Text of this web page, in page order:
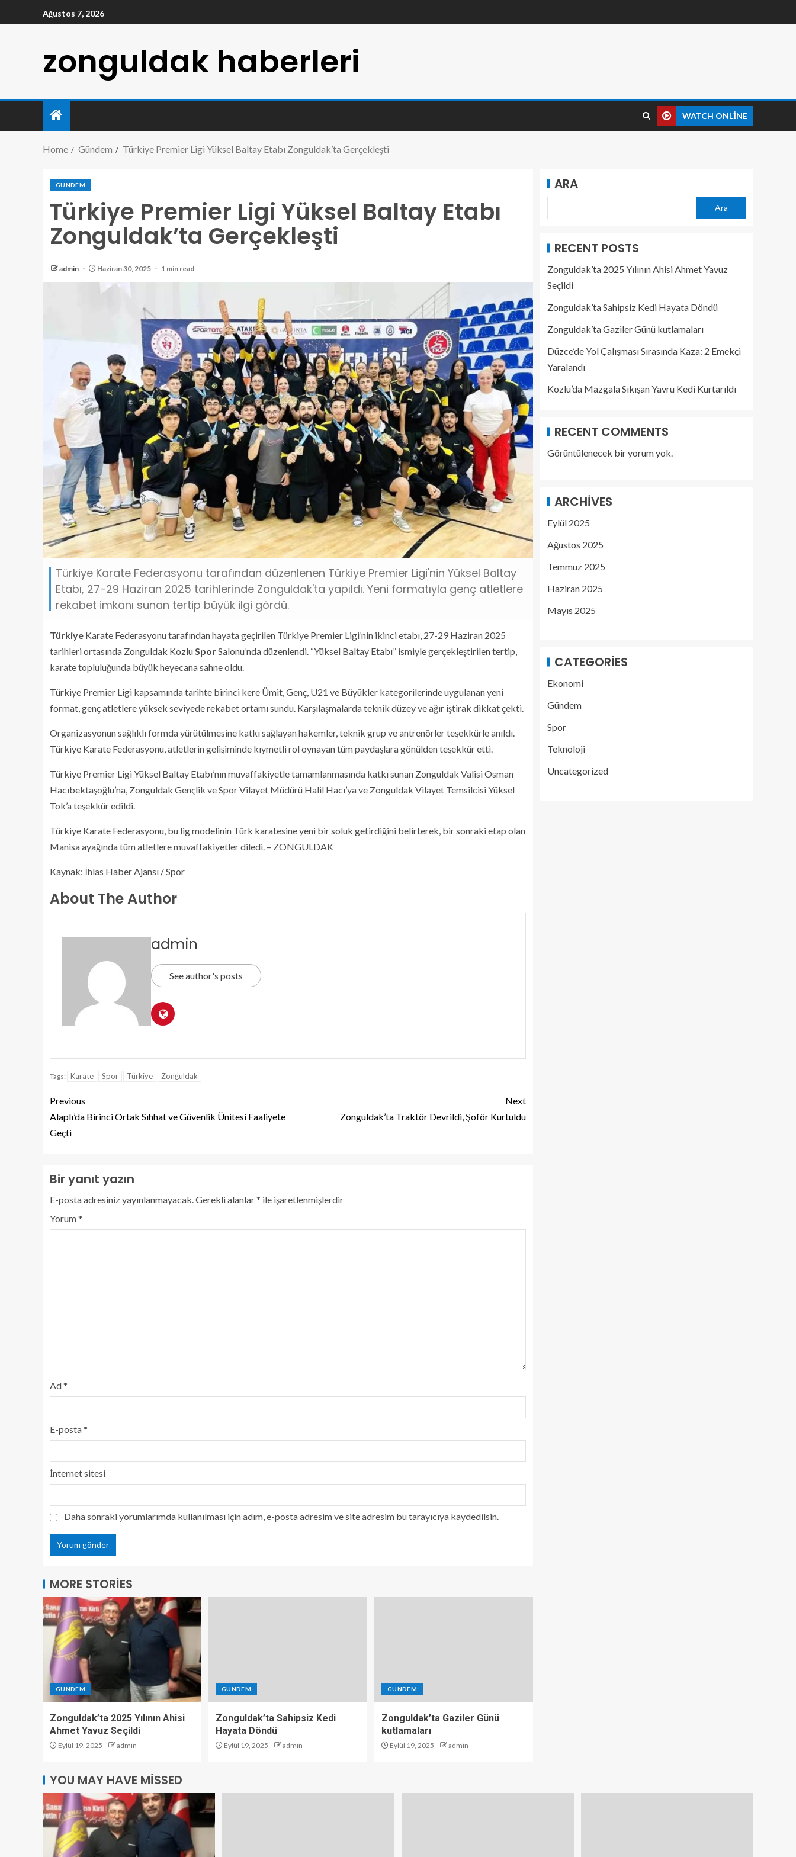
Ağustos 7, 2026
zonguldak haberleri
WATCH ONLINE
Home Gündem Türkiye Premier Ligi Yüksel Baltay Etabı Zonguldak’ta Gerçekleşti
GÜNDEM
Türkiye Premier Ligi Yüksel Baltay Etabı
Zonguldak’ta Gerçekleşti
admin Haziran 30, 2025 1 min read
Türkiye Karate Federasyonu tarafından düzenlenen Türkiye Premier Ligi'nin Yüksel Baltay
Etabı, 27-29 Haziran 2025 tarihlerinde Zonguldak'ta yapıldı. Yeni formatıyla genç atletlere
rekabet imkanı sunan tertip büyük ilgi gördü.
Türkiye Karate Federasyonu tarafından hayata geçirilen Türkiye Premier Ligi’nin ikinci etabı, 27-29 Haziran 2025
tarihleri ortasında Zonguldak Kozlu SporSalonu’nda düzenlendi. “Yüksel Baltay Etabı” ismiyle gerçekleştirilen tertip,
karate topluluğunda büyük heyecana sahne oldu.
Türkiye Premier Ligi kapsamında tarihte birinci kere Ümit, Genç, U21 ve Büyükler kategorilerinde uygulanan yeni
format, genç atletlere yüksek seviyede rekabet ortamı sundu. Karşılaşmalarda teknik düzey ve ağır iştirak dikkat çekti.
Organizasyonun sağlıklı formda yürütülmesine katkı sağlayan hakemler, teknik grup ve antrenörler teşekkürle anıldı.
Türkiye Karate Federasyonu, atletlerin gelişiminde kıymetli rol oynayan tüm paydaşlara gönülden teşekkür etti.
Türkiye Premier Ligi Yüksel Baltay Etabı’nın muvaffakiyetle tamamlanmasında katkı sunan Zonguldak Valisi Osman
Hacıbektaşoğlu’na, Zonguldak Gençlik ve Spor Vilayet Müdürü Halil Hacı’ya ve Zonguldak Vilayet Temsilcisi Yüksel
Tok’a teşekkür edildi.
Türkiye Karate Federasyonu, bu lig modelinin Türk karatesine yeni bir soluk getirdiğini belirterek, bir sonraki etap olan
Manisa ayağında tüm atletlere muvaffakiyetler diledi. – ZONGULDAK
Kaynak: İhlas Haber Ajansı / Spor
About The Author
admin
See author's posts
Tags: Karate Spor Türkiye Zonguldak
Previous
Alaplı’da Birinci Ortak Sıhhat ve Güvenlik Ünitesi Faaliyete
Geçti
Next
Zonguldak’ta Traktör Devrildi, Şoför Kurtuldu
Bir yanıt yazın
E-posta adresiniz yayınlanmayacak. Gerekli alanlar* ile işaretlenmişlerdir
Yorum*
Ad*
E-posta*
İnternet sitesi
Daha sonraki yorumlarımda kullanılması için adım, e-posta adresim ve site adresim bu tarayıcıya kaydedilsin.
MORE STORIES
GÜNDEM
Zonguldak’ta 2025 Yılının Ahisi
Ahmet Yavuz Seçildi
Eylül 19, 2025 admin
GÜNDEM
Zonguldak’ta Sahipsiz Kedi
Hayata Döndü
Eylül 19, 2025 admin
GÜNDEM
Zonguldak’ta Gaziler Günü
kutlamaları
Eylül 19, 2025 admin
ARA
Ara
RECENT POSTS
Zonguldak’ta 2025 Yılının Ahisi Ahmet Yavuz
Seçildi
Zonguldak’ta Sahipsiz Kedi Hayata Döndü
Zonguldak’ta Gaziler Günü kutlamaları
Düzce’de Yol Çalışması Sırasında Kaza: 2 Emekçi
Yaralandı
Kozlu’da Mazgala Sıkışan Yavru Kedi Kurtarıldı
RECENT COMMENTS
Görüntülenecek bir yorum yok.
ARCHIVES
Eylül 2025
Ağustos 2025
Temmuz 2025
Haziran 2025
Mayıs 2025
CATEGORIES
Ekonomi
Gündem
Spor
Teknoloji
Uncategorized
YOU MAY HAVE MISSED